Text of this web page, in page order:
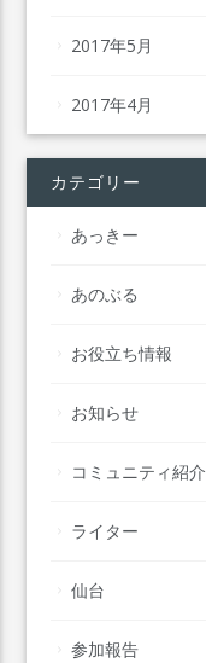
2017年5月
2017年4月
カテゴリー
あっきー
あのぶる
お役立ち情報
お知らせ
コミュニティ紹介
ライター
仙台
参加報告